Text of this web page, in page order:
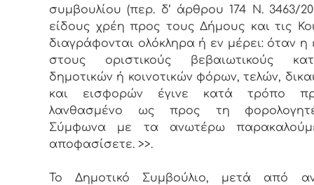
συμβουλίου (περ. δ’ άρθρου 174 Ν. 3463/
είδους χρέη προς τους Δήμους και τις
διαγράφονται ολόκληρα ή εν μέρει: όταν η
στους οριστικούς βεβαιωτικούς
δημοτικών ή κοινοτικών φόρων, τελών,
και εισφορών έγινε κατά τρόπο
λανθασμένο ως προς τη
Σύμφωνα με τα ανωτέρω
αποφασίσετε. >>.
Το Δημοτικό Συμβούλιο, μετά από